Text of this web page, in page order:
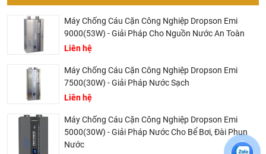
Máy Chống Cáu Cặn Công Nghiệp Dropson Emi
9000(53W) - Giải Pháp Cho Nguồn Nước An Toàn
Liên hệ
Máy Chống Cáu Cặn Công Nghiệp Dropson Emi
7500(30W) - Giải Pháp Nước Sạch
Liên hệ
Máy Chống Cáu Cặn Công Nghiệp Dropson Emi
5000(30W) - Giải Pháp Nước Cho Bể Bơi, Đài Phun
Nước